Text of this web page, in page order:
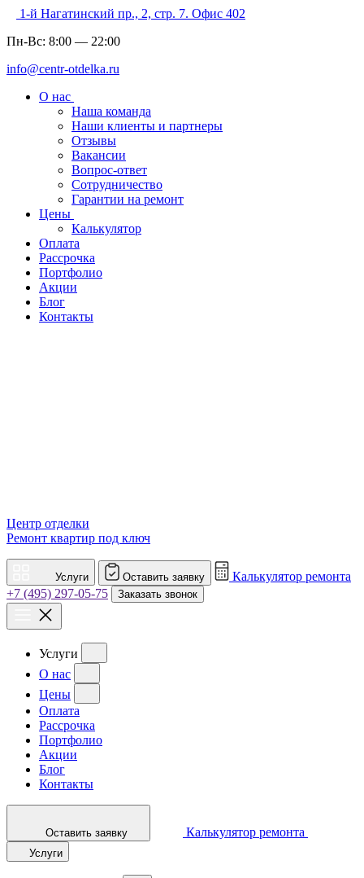
1-й Нагатинский пр., 2, стр. 7. Офис 402
Пн-Вс: 8:00 — 22:00
info@centr-otdelka.ru
О нас
Наша команда
Наши клиенты и партнеры
Отзывы
Вакансии
Вопрос-ответ
Сотрудничество
Гарантии на ремонт
Цены
Калькулятор
Оплата
Рассрочка
Портфолио
Акции
Блог
Контакты
Центр отделки
Ремонт квартир под ключ
Услуги Оставить заявку
Калькулятор ремонта
+7 (495) 297-05-75
Заказать звонок
Услуги
О нас
Цены
Оплата
Рассрочка
Портфолио
Акции
Блог
Контакты
Оставить заявку Калькулятор ремонта
Услуги